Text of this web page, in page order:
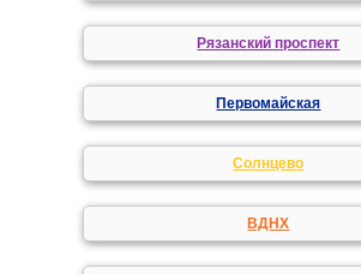
Рязанский проспект
Первомайская
Солнцево
ВДНХ